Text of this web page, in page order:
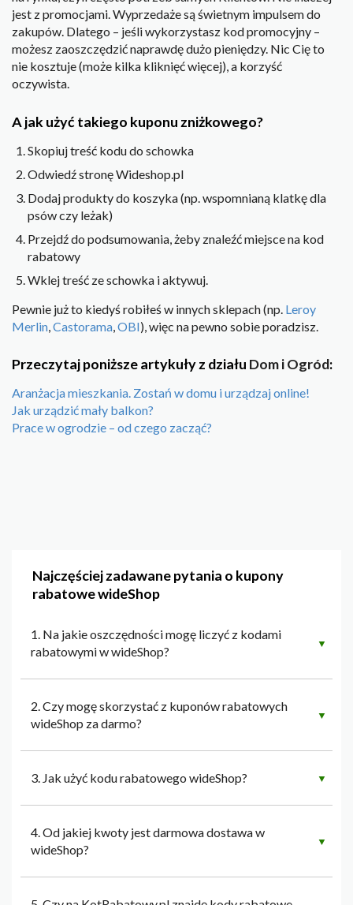
jest z promocjami. Wyprzedaże są świetnym impulsem do
zakupów. Dlatego – jeśli wykorzystasz kod promocyjny –
możesz zaoszczędzić naprawdę dużo pieniędzy. Nic Cię to
nie kosztuje (może kilka kliknięć więcej), a korzyść
oczywista.
A jak użyć takiego kuponu zniżkowego?
Skopiuj treść kodu do schowka
Odwiedź stronę Wideshop.pl
Dodaj produkty do koszyka (np. wspomnianą klatkę dla
psów czy leżak)
Przejdź do podsumowania, żeby znaleźć miejsce na kod
rabatowy
Wklej treść ze schowka i aktywuj.
Pewnie już to kiedyś robiłeś w innych sklepach (np. Leroy
Merlin Castorama OBI), więc na pewno sobie poradzisz.
Przeczytaj poniższe artykuły z działu Dom i Ogród:
Aranżacja mieszkania. Zostań w domu i urządzaj online!
Jak urządzić mały balkon?
Prace w ogrodzie – od czego zacząć?
Najczęściej zadawane pytania o kupony
rabatowe wideShop
1. Na jakie oszczędności mogę liczyć z kodami
rabatowymi w wideShop?
▼
2. Czy mogę skorzystać z kuponów rabatowych
wideShop za darmo?
▼
3. Jak użyć kodu rabatowego wideShop? ▼
4. Od jakiej kwoty jest darmowa dostawa w
wideShop?
▼